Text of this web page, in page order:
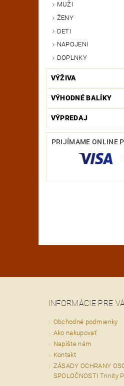
MUŽI
ŽENY
DETI
NAPOJENI
DOPLNKY
VÝŽIVA
VÝHODNÉ BALÍKY
VÝPREDAJ
PRIJÍMAME ONLINE
INFORMÁCIE PRE
Obchodné podmienky
Ako nakupovať
Napíšte nám
Kontakt
ZÁSADY OCHRANY
SPOLOČNOSTI Trinity